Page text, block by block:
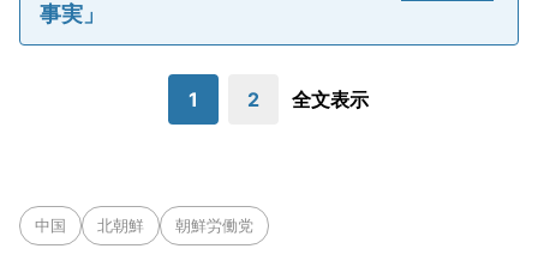
事実」
1 2 全文表示
中国 北朝鮮 朝鮮労働党